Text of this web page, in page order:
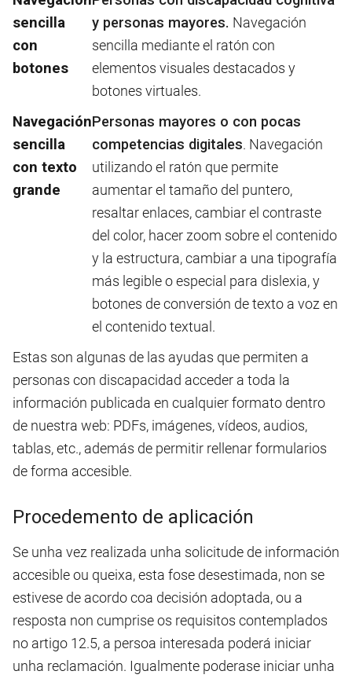
sencilla
con
botones
y personas mayores. Navegación
sencilla mediante el ratón con
elementos visuales destacados y
botones virtuales.
Navegación
sencilla
con texto
grande
Personas mayores o con pocas
competencias digitales. Navegación
utilizando el ratón que permite
aumentar el tamaño del puntero,
resaltar enlaces, cambiar el contraste
del color, hacer zoom sobre el contenido
y la estructura, cambiar a una tipografía
más legible o especial para dislexia, y
botones de conversión de texto a voz en
el contenido textual.
Estas son algunas de las ayudas que permiten a
personas con discapacidad acceder a toda la
información publicada en cualquier formato dentro
de nuestra web: PDFs, imágenes, vídeos, audios,
tablas, etc., además de permitir rellenar formularios
de forma accesible.
Procedemento de aplicación
Se unha vez realizada unha solicitude de información
accesible ou queixa, esta fose desestimada, non se
estivese de acordo coa decisión adoptada, ou a
resposta non cumprise os requisitos contemplados
no artigo 12.5, a persoa interesada poderá iniciar
unha reclamación. Igualmente poderase iniciar unha